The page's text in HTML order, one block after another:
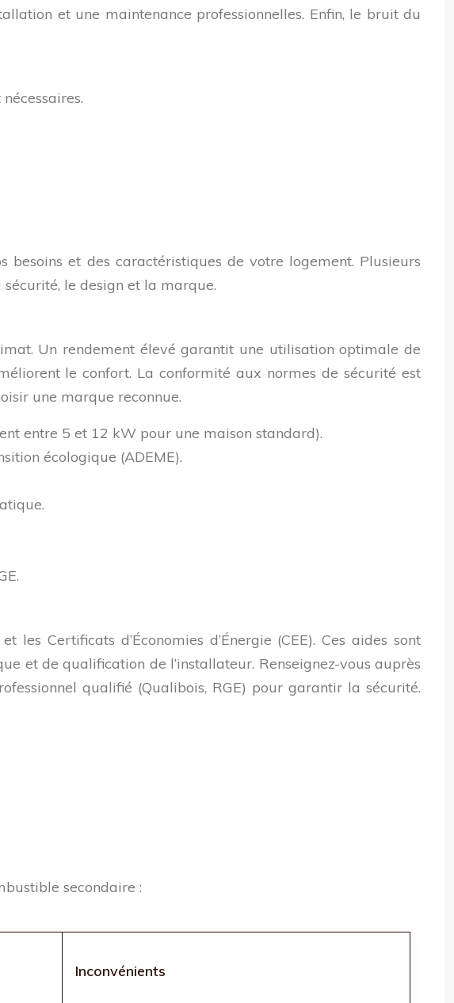
et une maintenance professionnelles. Enfin, le bruit du
et des caractéristiques de votre logement. Plusieurs
sécurité, le design et la marque.
Un rendement élevé garantit une utilisation optimale de
le confort. La conformité aux normes de sécurité est
une marque reconnue.
entre 5 et 12 kW pour une maison standard).
écologique (ADEME).
Certificats d’Économies d’Énergie (CEE). Ces aides sont
et de qualification de l’installateur. Renseignez-vous auprès
qualifié (Qualibois, RGE) pour garantir la sécurité.
secondaire :
Inconvénients